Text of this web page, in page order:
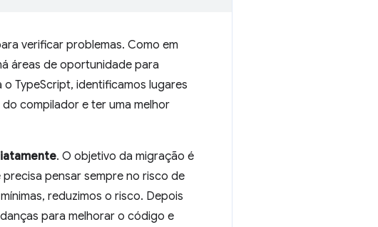
verificar problemas. Como em
áreas de oportunidade para
TypeScript, identificamos lugares
compilador e ter uma melhor
. O objetivo da migração é
pensar sempre no risco de
reduzimos o risco. Depois
para melhorar o código e